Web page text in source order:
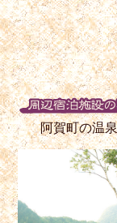
阿賀町の温